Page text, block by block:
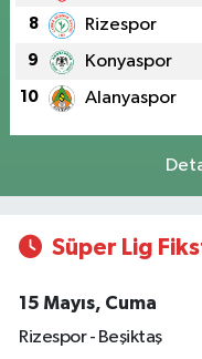
8 Rizespor
9 Konyaspor
10 Alanyaspor
Süper Lig
15 Mayıs, Cuma
Rizespor - Beşiktaş